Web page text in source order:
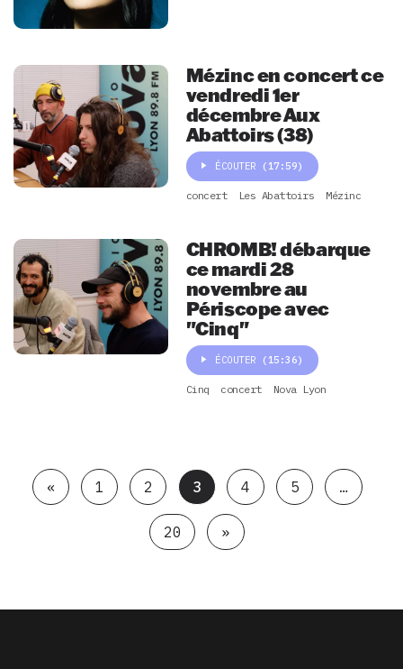
Mézinc en concert ce
vendredi 1er
décembre Aux
Abattoirs (38)
ÉCOUTER (17:59)
concert Les Abattoirs Mézinc
CHROMB! débarque
ce mardi 28
novembre au
Périscope avec
"Cinq"
ÉCOUTER (15:36)
Cinq concert Nova Lyon
« 1 2 3 4 5 …
20 »